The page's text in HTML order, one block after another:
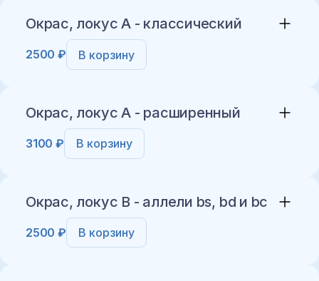
Окрас, локус A - классический
2500 ₽ В корзину
Окрас, локус A - расширенный
3100 ₽ В корзину
Окрас, локус B - аллели bs, bd и bc
2500 ₽ В корзину